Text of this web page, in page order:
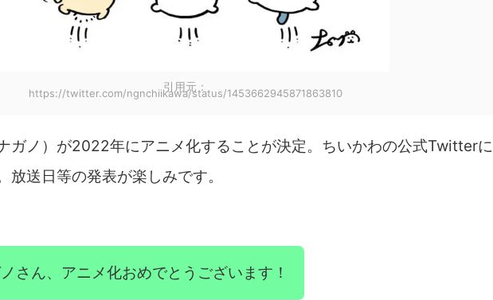
引用元：
https://twitter.com/ngnchiikawa/status/1453662945871863810
ガノ）が2022年にアニメ化することが決定。ちいかわの公式Twitterに
放送日等の発表が楽しみです。
さん、アニメ化おめでとうございます！